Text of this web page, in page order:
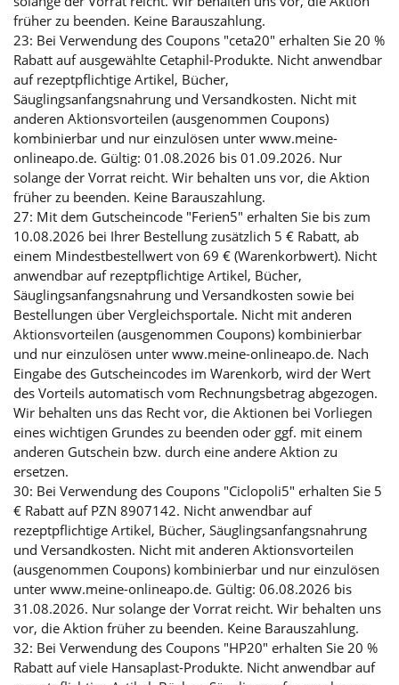
früher zu beenden. Keine Barauszahlung.
23: Bei Verwendung des Coupons "ceta20" erhalten Sie 20 %
Rabatt auf ausgewählte Cetaphil-Produkte. Nicht anwendbar
auf rezeptpflichtige Artikel, Bücher,
Säuglingsanfangsnahrung und Versandkosten. Nicht mit
anderen Aktionsvorteilen (ausgenommen Coupons)
kombinierbar und nur einzulösen unter www.meine-
onlineapo.de. Gültig: 01.08.2026 bis 01.09.2026. Nur
solange der Vorrat reicht. Wir behalten uns vor, die Aktion
früher zu beenden. Keine Barauszahlung.
27: Mit dem Gutscheincode "Ferien5" erhalten Sie bis zum
10.08.2026 bei Ihrer Bestellung zusätzlich 5 € Rabatt, ab
einem Mindestbestellwert von 69 € (Warenkorbwert). Nicht
anwendbar auf rezeptpflichtige Artikel, Bücher,
Säuglingsanfangsnahrung und Versandkosten sowie bei
Bestellungen über Vergleichsportale. Nicht mit anderen
Aktionsvorteilen (ausgenommen Coupons) kombinierbar
und nur einzulösen unter www.meine-onlineapo.de. Nach
Eingabe des Gutscheincodes im Warenkorb, wird der Wert
des Vorteils automatisch vom Rechnungsbetrag abgezogen.
Wir behalten uns das Recht vor, die Aktionen bei Vorliegen
eines wichtigen Grundes zu beenden oder ggf. mit einem
anderen Gutschein bzw. durch eine andere Aktion zu
ersetzen.
30: Bei Verwendung des Coupons "Ciclopoli5" erhalten Sie 5
€ Rabatt auf PZN 8907142. Nicht anwendbar auf
rezeptpflichtige Artikel, Bücher, Säuglingsanfangsnahrung
und Versandkosten. Nicht mit anderen Aktionsvorteilen
(ausgenommen Coupons) kombinierbar und nur einzulösen
unter www.meine-onlineapo.de. Gültig: 06.08.2026 bis
31.08.2026. Nur solange der Vorrat reicht. Wir behalten uns
vor, die Aktion früher zu beenden. Keine Barauszahlung.
32: Bei Verwendung des Coupons "HP20" erhalten Sie 20 %
Rabatt auf viele Hansaplast-Produkte. Nicht anwendbar auf